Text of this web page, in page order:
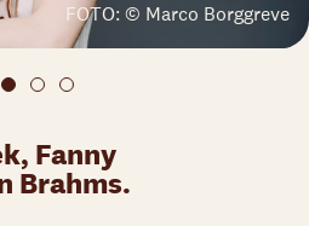
FOTO: © Marco Borggreve
Fanny
Brahms.